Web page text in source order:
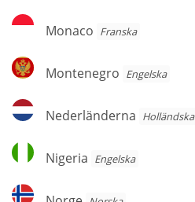
Monaco
Monaco Franska
Montenegro
Montenegro Engelska
Nederländerna
Nederländerna Holländska
Nigeria
Nigeria Engelska
Norge